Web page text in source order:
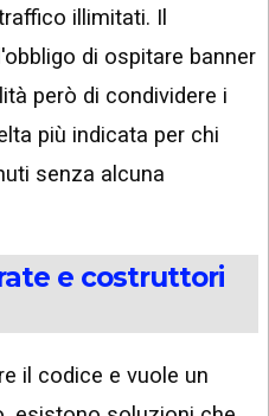
illimitati. Il
di ospitare banner
però di condividere i
più indicata per chi
senza alcuna
e costruttori
il codice e vuole un